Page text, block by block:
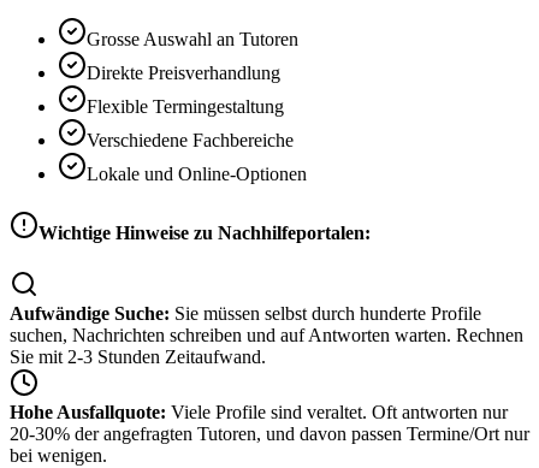
Grosse Auswahl an Tutoren
Direkte Preisverhandlung
Flexible Termingestaltung
Verschiedene Fachbereiche
Lokale und Online-Optionen
Wichtige Hinweise zu Nachhilfeportalen:
Aufwändige Suche: Sie müssen selbst durch hunderte Profile
suchen, Nachrichten schreiben und auf Antworten warten. Rechnen
Sie mit 2-3 Stunden Zeitaufwand.
Hohe Ausfallquote: Viele Profile sind veraltet. Oft antworten nur
20-30% der angefragten Tutoren, und davon passen Termine/Ort nur
bei wenigen.